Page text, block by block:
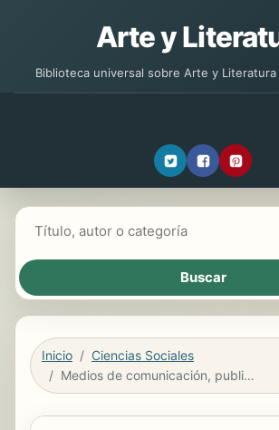
Arte y
Biblioteca universal sobre Arte y
Inicio
Ciencias Sociales
Medios de comunicación, publicidad y adicciones